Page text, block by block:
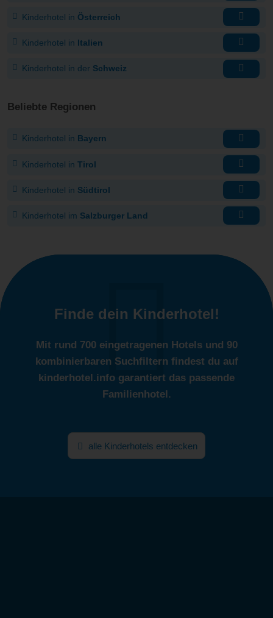
Kinderhotel in Österreich
Kinderhotel in Italien
Kinderhotel in der Schweiz
Beliebte Regionen
Kinderhotel in Bayern
Kinderhotel in Tirol
Kinderhotel in Südtirol
Kinderhotel im Salzburger Land
Finde dein Kinderhotel!
Mit rund 700 eingetragenen Hotels und 90
kombinierbaren Suchfiltern findest du auf
kinderhotel.info garantiert das passende
Familienhotel.
alle Kinderhotels entdecken